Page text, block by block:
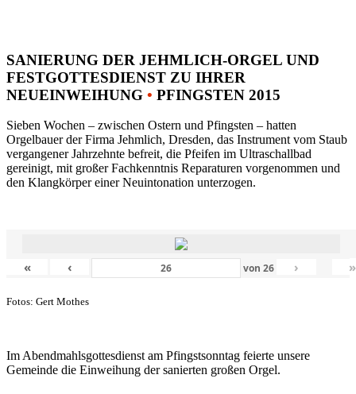
SANIERUNG DER JEHMLICH-ORGEL UND
FESTGOTTESDIENST ZU IHRER
NEUEINWEIHUNG • PFINGSTEN 2015
Sieben Wochen – zwischen Ostern und Pfingsten – hatten
Orgelbauer der Firma Jehmlich, Dresden, das Instrument vom Staub
vergangener Jahrzehnte befreit, die Pfeifen im Ultraschallbad
gereinigt, mit großer Fachkenntnis Reparaturen vorgenommen und
den Klangkörper einer Neuintonation unterzogen.
« ‹ von26 › »
Fotos: Gert Mothes
Im Abendmahlsgottesdienst am Pfingstsonntag feierte unsere
Gemeinde die Einweihung der sanierten großen Orgel.